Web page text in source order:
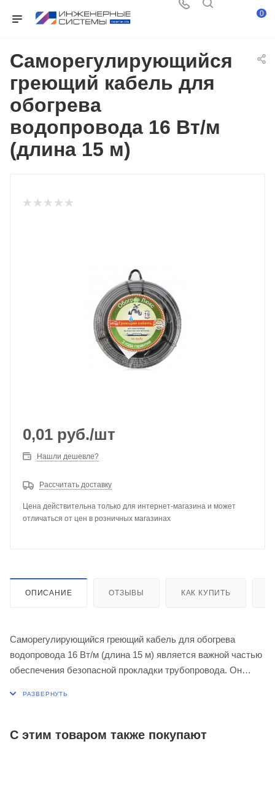
0
Саморегулирующийся
греющий кабель для
обогрева
водопровода 16 Вт/м
(длина 15 м)
0,01 руб./шт
Нашли дешевле?
Рассчитать доставку
Цена действительна только для интернет-магазина и может
отличаться от цен в розничных магазинах
ОПИСАНИЕ ОТЗЫВЫ КАК КУПИТЬ
Саморегулирующийся греющий кабель для обогрева
водопровода 16 Вт/м (длина 15 м) является важной частью
обеспечения безопасной прокладки трубопровода. Он
чтобы купить такой вариант кабеля говорит его
С этим товаром также покупают